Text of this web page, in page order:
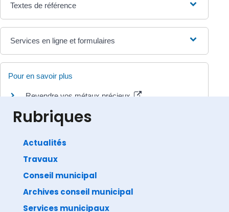
Textes de référence
Services en ligne et formulaires
Pour en savoir plus
Revendre vos métaux précieux
Direction de l'information légale et administrative
Rubriques
Actualités
Travaux
Conseil municipal
Archives conseil municipal
Services municipaux